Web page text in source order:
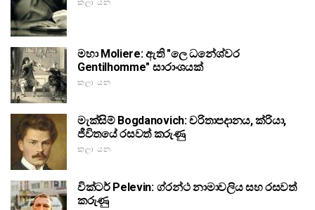
කලා යන
මහා Moliere: ඇති "ලෙ ධනේශ්වර
Gentilhomme" සාරාංශයක්
කලා යන
මැක්සිම් Bogdanovich: චරිතාපදානය, ක්රියා,
ජීවිතයේ රසවත් කරුණු
කලා යන
වික්ටර් Pelevin: ග්රන්ථ නාමාවලිය සහ රසවත්
කරුණු